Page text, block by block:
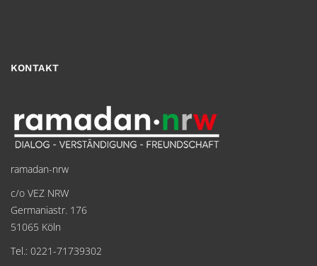
KONTAKT
ramadan-nrw
c/o VEZ NRW
Germaniastr. 176
51065 Köln
Tel.: 0221-71739302